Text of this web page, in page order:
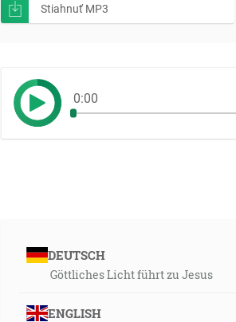
Stiahnuť MP3
0:00
DEUTSCH
Göttliches Licht führt zu Jesus
ENGLISH